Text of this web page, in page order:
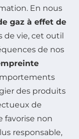
En nous
gaz à effet de
de vie, cet outil
de nos
des produits
de
favorise non
responsable,